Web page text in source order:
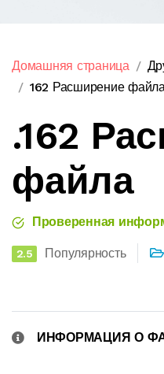
Домашняя страница
162 Расширение
.162
файла
Проверенная
2.5 Популярность
ИНФОРМАЦИЯ О